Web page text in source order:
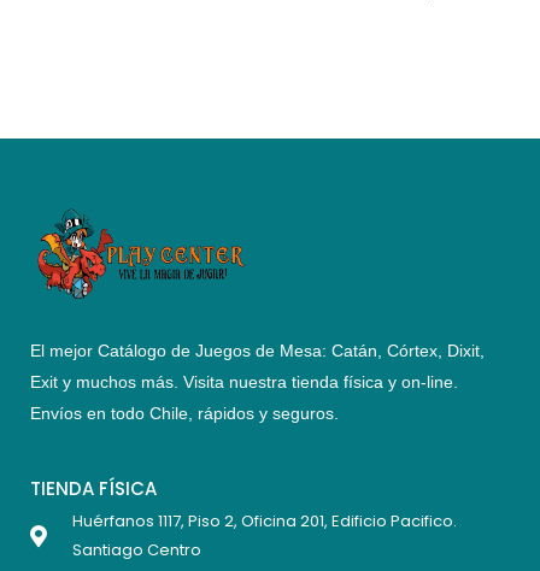
El mejor Catálogo de Juegos de Mesa: Catán, Córtex, Dixit,
Exit y muchos más. Visita nuestra tienda física y on-line.
Envíos en todo Chile, rápidos y seguros.
TIENDA FÍSICA
Huérfanos 1117, Piso 2, Oficina 201, Edificio Pacifico.
Santiago Centro